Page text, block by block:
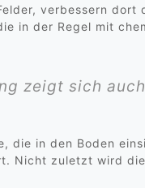
verbessern dort
in der Regel mit
zeigt sich
die in den Boden
Nicht zuletzt wird